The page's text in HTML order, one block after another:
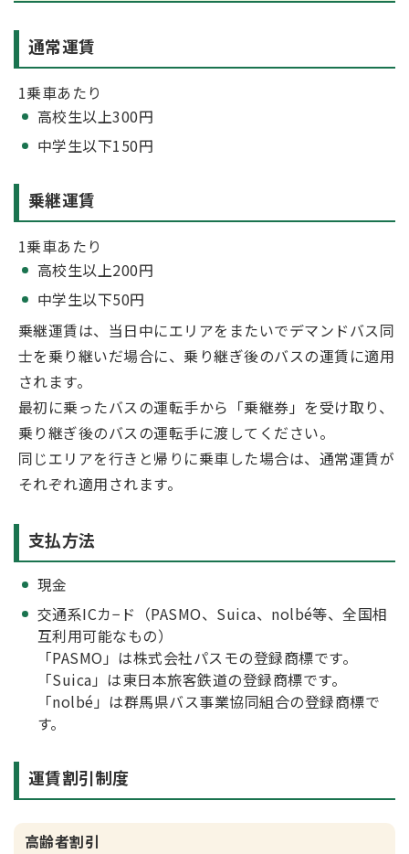
通常運賃
1乗車あたり
高校生以上300円
中学生以下150円
乗継運賃
1乗車あたり
高校生以上200円
中学生以下50円
乗継運賃は、当日中にエリアをまたいでデマンドバス同
士を乗り継いだ場合に、乗り継ぎ後のバスの運賃に適用
されます。
最初に乗ったバスの運転手から「乗継券」を受け取り、
乗り継ぎ後のバスの運転手に渡してください。
同じエリアを行きと帰りに乗車した場合は、通常運賃が
それぞれ適用されます。
支払方法
現金
交通系ICカ−ド（PASMO、Suica、nolbé等、全国相
互利用可能なもの）
「PASMO」は株式会社パスモの登録商標です。
「Suica」は東日本旅客鉄道の登録商標です。
「nolbé」は群馬県バス事業協同組合の登録商標で
す。
運賃割引制度
高齢者割引